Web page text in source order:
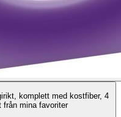
komplett med kostfiber, 4
från mina favoriter